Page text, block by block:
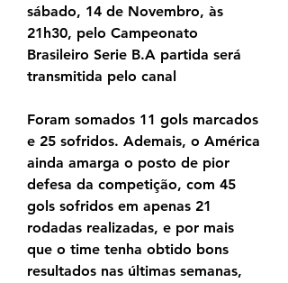
sábado, 14 de Novembro, às
21h30, pelo Campeonato
Brasileiro Serie B.A partida será
transmitida pelo canal
Foram somados 11 gols marcados
e 25 sofridos. Ademais, o América
ainda amarga o posto de pior
defesa da competição, com 45
gols sofridos em apenas 21
rodadas realizadas, e por mais
que o time tenha obtido bons
resultados nas últimas semanas,